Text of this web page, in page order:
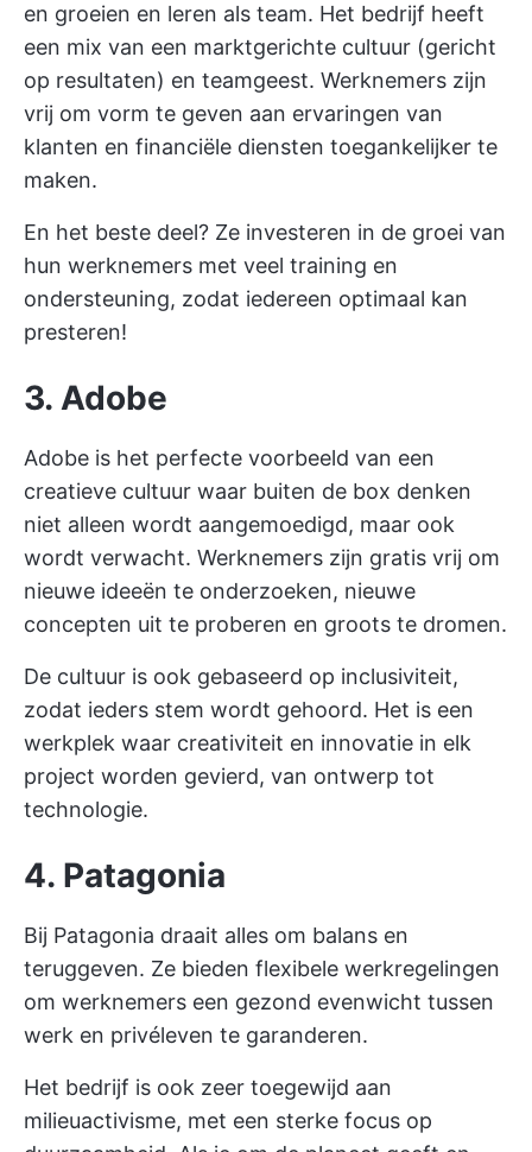
en groeien en leren als team. Het bedrijf heeft
een mix van een marktgerichte cultuur (gericht
op resultaten) en teamgeest. Werknemers zijn
vrij om vorm te geven aan ervaringen van
klanten en financiële diensten toegankelijker te
maken.
En het beste deel? Ze investeren in de groei van
hun werknemers met veel training en
ondersteuning, zodat iedereen optimaal kan
presteren!
3. Adobe
Adobe is het perfecte voorbeeld van een
creatieve cultuur waar buiten de box denken
niet alleen wordt aangemoedigd, maar ook
wordt verwacht. Werknemers zijn gratis vrij om
nieuwe ideeën te onderzoeken, nieuwe
concepten uit te proberen en groots te dromen.
De cultuur is ook gebaseerd op inclusiviteit,
zodat ieders stem wordt gehoord. Het is een
werkplek waar creativiteit en innovatie in elk
project worden gevierd, van ontwerp tot
technologie.
4. Patagonia
Bij Patagonia draait alles om balans en
teruggeven. Ze bieden flexibele werkregelingen
om werknemers een gezond evenwicht tussen
werk en privéleven te garanderen.
Het bedrijf is ook zeer toegewijd aan
milieuactivisme, met een sterke focus op